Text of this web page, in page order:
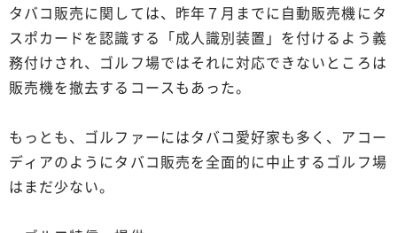
タバコ販売に関しては、昨年７月までに自動販売機にタ
スポカードを認識する「成人識別装置」を付けるよう義
務付けされ、ゴルフ場ではそれに対応できないところは
販売機を撤去するコースもあった。
もっとも、ゴルファーにはタバコ愛好家も多く、アコー
ディアのようにタバコ販売を全面的に中止するゴルフ場
はまだ少ない。